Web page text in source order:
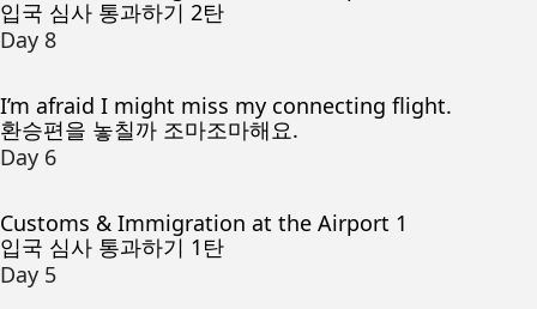
입국 심사 통과하기 2탄
Day 8
I’m afraid I might miss my connecting flight.
환승편을 놓칠까 조마조마해요.
Day 6
Customs & Immigration at the Airport 1
입국 심사 통과하기 1탄
Day 5